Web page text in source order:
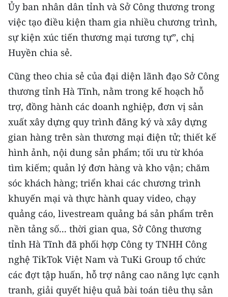
РУССКИЙ
ESPAÑOL
Ủy ban nhân dân tỉnh và Sở Công thương trong
việc tạo điều kiện tham gia nhiều chương trình,
sự kiện xúc tiến thương mại tương tự”, chị
Huyền chia sẻ.
Cũng theo chia sẻ của đại diện lãnh đạo Sở Công
thương tỉnh Hà Tĩnh, nằm trong kế hoạch hỗ
trợ, đồng hành các doanh nghiệp, đơn vị sản
xuất xây dựng quy trình đăng ký và xây dựng
gian hàng trên sàn thương mại điện tử; thiết kế
hình ảnh, nội dung sản phẩm; tối ưu từ khóa
tìm kiếm; quản lý đơn hàng và kho vận; chăm
sóc khách hàng; triển khai các chương trình
khuyến mại và thực hành quay video, chạy
quảng cáo, livestream quảng bá sản phẩm trên
nền tảng số... thời gian qua, Sở Công thương
tỉnh Hà Tĩnh đã phối hợp Công ty TNHH Công
nghệ TikTok Việt Nam và TuKi Group tổ chức
các đợt tập huấn, hỗ trợ nâng cao năng lực cạnh
tranh, giải quyết hiệu quả bài toán tiêu thụ sản